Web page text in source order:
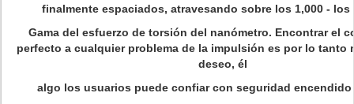
finalmente espaciados, atravesando sobre los 1,000 - los
Gama del esfuerzo de torsión del nanómetro. Encontrar el
perfecto a cualquier problema de la impulsión es por lo tanto
deseo, él
algo los usuarios puede confiar con seguridad encendido